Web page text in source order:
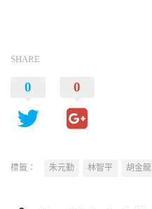
SHARE
0 0
標籤： 朱元勤 林智平 胡金龍